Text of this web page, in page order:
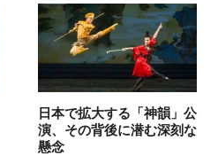
日本で拡大する「神韻」公
演、その背後に潜む深刻な
懸念